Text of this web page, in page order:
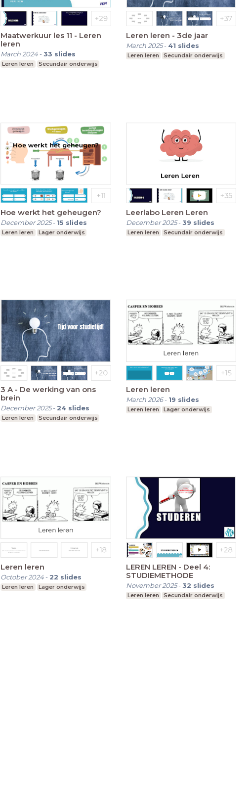
Maatwerkuur les 11 - Leren
leren
March 2024-33 slides
Leren leren Secundair onderwijs
Leren leren - 3de jaar
March 2025- 41 slides
Leren leren Secundair onderwijs
Hoe werkt het geheugen?
December 2025- 15 slides
Leren leren Lager onderwijs
Leerlabo Leren Leren
December 2025-39 slides
Leren leren Secundair onderwijs
3 A - De werking van ons
brein
December 2025- 24 slides
Leren leren Secundair onderwijs
Leren leren
March 2026- 19 slides
Leren leren Lager onderwijs
Leren leren
October 2024- 22 slides
Leren leren Lager onderwijs
LEREN LEREN - Deel 4:
STUDIEMETHODE
November 2025-32 slides
Leren leren Secundair onderwijs